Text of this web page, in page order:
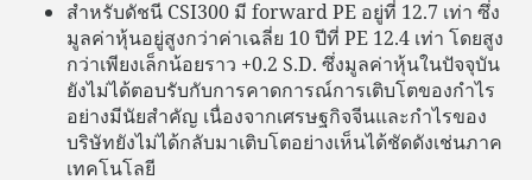
สำหรับดัชนี CSI300 มี forward PE อยู่ที่ 12.7 เท่า ซึ่ง
มูลค่าหุ้นอยู่สูงกว่าค่าเฉลี่ย 10 ปีที่ PE 12.4 เท่า โดยสูง
กว่าเพียงเล็กน้อยราว +0.2 S.D. ซึ่งมูลค่าหุ้นในปัจจุบัน
ยังไม่ได้ตอบรับกับการคาดการณ์การเติบโตของกำไร
อย่างมีนัยสำคัญ เนื่องจากเศรษฐกิจจีนและกำไรของ
บริษัทยังไม่ได้กลับมาเติบโตอย่างเห็นได้ชัดดังเช่นภาค
เทคโนโลยี